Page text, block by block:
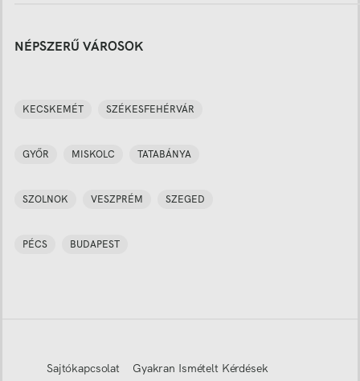
NÉPSZERŰ VÁROSOK
KECSKEMÉT SZÉKESFEHÉRVÁR
GYŐR MISKOLC TATABÁNYA
SZOLNOK VESZPRÉM SZEGED
PÉCS BUDAPEST
Sajtókapcsolat Gyakran Ismételt Kérdések